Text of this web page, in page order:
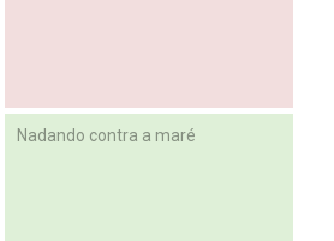
Nadando contra a maré